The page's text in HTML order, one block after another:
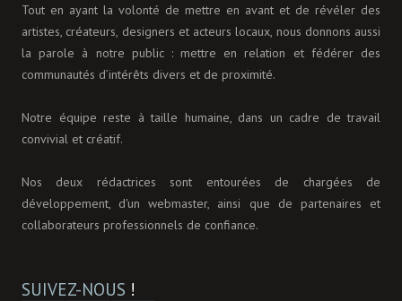
Tout en ayant la volonté de mettre en avant et de révéler des
artistes, créateurs, designers et acteurs locaux, nous donnons aussi
la parole à notre public : mettre en relation et fédérer des
communautés d’intérêts divers et de proximité.
Notre équipe reste à taille humaine, dans un cadre de travail
convivial et créatif.
Nos deux rédactrices sont entourées de chargées de
développement, d'un webmaster, ainsi que de partenaires et
collaborateurs professionnels de confiance.
SUIVEZ-NOUS !